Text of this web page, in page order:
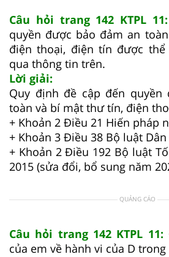
Câu hỏi trang 142 KTPL 11:
quyền được bảo đảm an
điện thoại, điện tín được
qua thông tin trên.
Lời giải:
Quy định đề cập đến quyền
toàn và bí mật thư tín, điện
+ Khoản 2 Điều 21 Hiến pháp
+ Khoản 3 Điều 38 Bộ luật
+ Khoản 2 Điều 192 Bộ luật
2015 (sửa đổi, bổ sung năm
QUẢNG CÁO
Câu hỏi trang 142 KTPL 11:
của em về hành vi của D